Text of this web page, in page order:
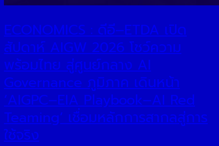
ECONOMICS : ดีอี–ETDA เปิด
สัปดาห์ AIGW 2026 โชว์ความ
พร้อมไทย สู่ศูนย์กลาง AI
Governance ภูมิภาค เดินหน้า
‘AIGPC–EIA Playbook–AI Red
Teaming’ เชื่อมหลักการสากลสู่การ
ใช้จริง